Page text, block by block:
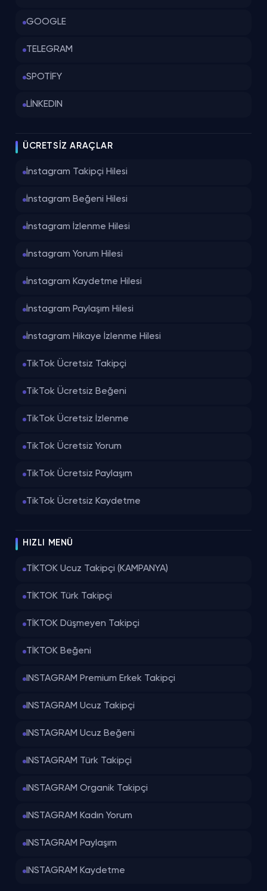
GOOGLE
TELEGRAM
SPOTİFY
LİNKEDIN
ÜCRETSIZ ARAÇLAR
İnstagram Takipçi Hilesi
İnstagram Beğeni Hilesi
İnstagram İzlenme Hilesi
İnstagram Yorum Hilesi
İnstagram Kaydetme Hilesi
İnstagram Paylaşım Hilesi
İnstagram Hikaye İzlenme Hilesi
TikTok Ücretsiz Takipçi
TikTok Ücretsiz Beğeni
TikTok Ücretsiz İzlenme
TikTok Ücretsiz Yorum
TikTok Ücretsiz Paylaşım
TikTok Ücretsiz Kaydetme
HIZLI MENÜ
TİKTOK Ucuz Takipçi (KAMPANYA)
TİKTOK Türk Takipçi
TİKTOK Düşmeyen Takipçi
TİKTOK Beğeni
INSTAGRAM Premium Erkek Takipçi
INSTAGRAM Ucuz Takipçi
INSTAGRAM Ucuz Beğeni
INSTAGRAM Türk Takipçi
INSTAGRAM Organik Takipçi
INSTAGRAM Kadın Yorum
INSTAGRAM Paylaşım
INSTAGRAM Kaydetme